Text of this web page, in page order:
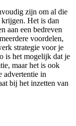
zijn om al die
Het is dan
aan een bedreven
voordelen,
strategie voor je
is het mogelijk dat je
maar het is ook
advertentie in
bij het inzetten van